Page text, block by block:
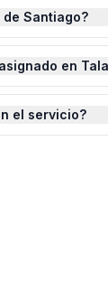
Santiago?
en
el servicio?